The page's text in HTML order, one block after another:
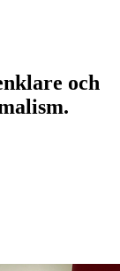
och